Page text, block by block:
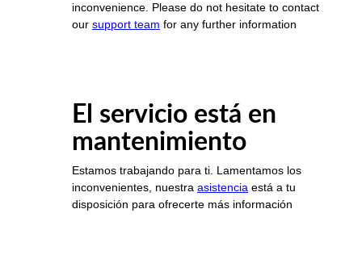
inconvenience. Please do not hesitate to contact
our support team for any further information
El servicio está en
mantenimiento
Estamos trabajando para ti. Lamentamos los
inconvenientes, nuestra asistencia está a tu
disposición para ofrecerte más información